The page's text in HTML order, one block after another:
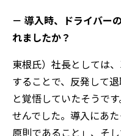
－ 導入時、ドライバー
れましたか？
東根氏）社長としては
することで、反発して
と覚悟していたそうで
せんでした。導入にあ
原則であること」、そ